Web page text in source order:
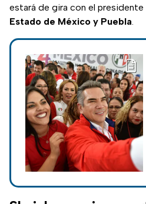
estará de gira con el presidente
Estado de México y Puebla.